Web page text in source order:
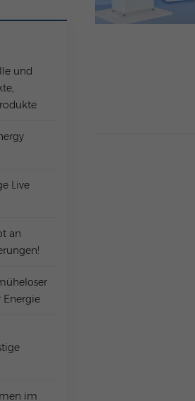
und
Live
an
Energie
im